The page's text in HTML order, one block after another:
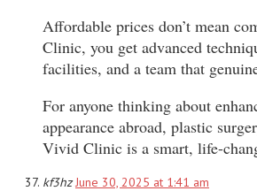
Affordable prices don’t mean
Clinic, you get advanced
facilities, and a team that
For anyone thinking about
appearance abroad, plastic
Vivid Clinic is a smart, life-
kf3hzJune 30, 2025 at 1:41 am